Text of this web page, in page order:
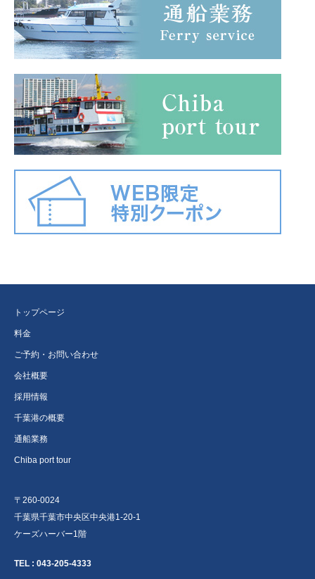
トップページ
料金
ご予約・お問い合わせ
会社概要
採用情報
千葉港の概要
通船業務
Chiba port tour
〒260-0024
千葉県千葉市中央区中央港1-20-1
ケーズハーバー1階
TEL : 043-205-4333